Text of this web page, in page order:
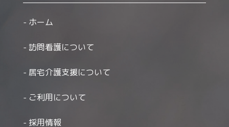
ホーム
訪問看護について
居宅介護支援について
ご利用について
採用情報